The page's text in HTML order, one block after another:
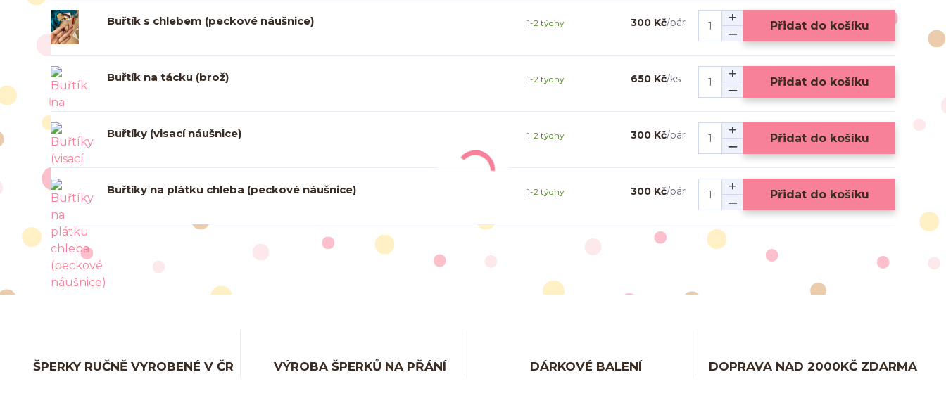
Buřtík s chlebem (peckové náušnice) 300 Kč/pár
1-2 týdny Přidat do košíku
Buřtík na tácku (brož) 650 Kč/ks
1-2 týdny Přidat do košíku
Buřtíky (visací náušnice) 300 Kč/pár
1-2 týdny Přidat do košíku
Buřtíky na plátku chleba (peckové náušnice) 300 Kč/pár
1-2 týdny Přidat do košíku
ŠPERKY RUČNĚ VYROBENÉ V ČR VÝROBA ŠPERKŮ NA PŘÁNÍ DÁRKOVÉ BALENÍ DOPRAVA NAD 2000KČ ZDARMA